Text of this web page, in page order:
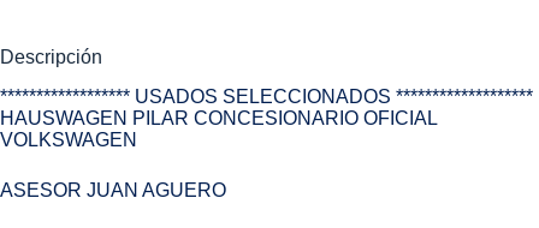
Descripción
****************** USADOS SELECCIONADOS *******************
HAUSWAGEN PILAR CONCESIONARIO OFICIAL
VOLKSWAGEN
ASESOR JUAN AGUERO